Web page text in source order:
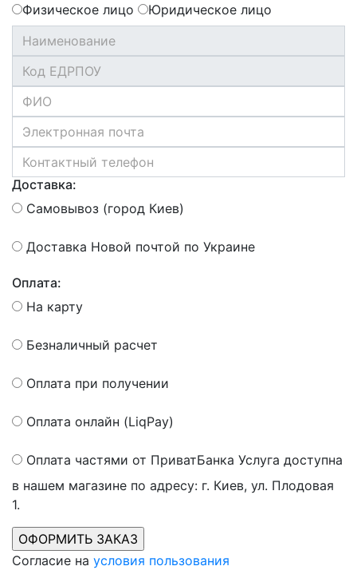
Физическое лицо
Юридическое лицо
Доставка:
Самовывоз (город Киев)
Доставка Новой почтой по Украине
Оплата:
На карту
Безналичный расчет
Оплата при получении
Оплата онлайн (LiqPay)
Оплата частями от ПриватБанка Услуга доступна
в нашем магазине по адресу: г. Киев, ул. Плодовая
1.
Согласие на условия пользования